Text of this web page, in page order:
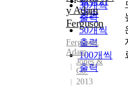
관순
30개씩
출력
50개씩
출력
100개씩
출력
y Adam
Ferguson
Ferguson,
Adam
Jones &
Co.
2013